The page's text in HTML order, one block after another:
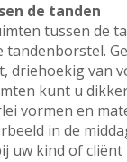
de tanden
tussen de
driehoekig
kunt u
vormen en
in de
uw kind of